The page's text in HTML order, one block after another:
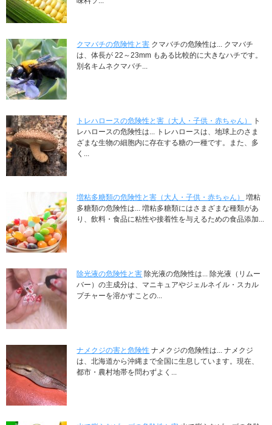
クマバチの危険性と害 クマバチの危険性は... クマバチ
は、体長が 22～23mm もある比較的に大きなハチです。
別名キムネクマバチ...
トレハロースの危険性と害（大人・子供・赤ちゃん）
ト
レハロースの危険性は... トレハロースは、地球上のさま
ざまな生物の細胞内に存在する糖の一種です。また、多
く...
増粘多糖類の危険性と害（大人・子供・赤ちゃん）
増粘
多糖類の危険性は... 増粘多糖類にはさまざまな種類があ
り、飲料・食品に粘性や接着性を与えるための食品添加...
除光液の危険性と害 除光液の危険性は... 除光液（リムー
バー）の主成分は、マニキュアやジェルネイル・スカル
プチャーを溶かすことの...
ナメクジの害と危険性 ナメクジの危険性は... ナメクジ
は、北海道から沖縄まで全国に生息しています。現在、
都市・農村地帯を問わずよく...